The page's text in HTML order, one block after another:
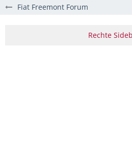
Fiat Freemont Forum